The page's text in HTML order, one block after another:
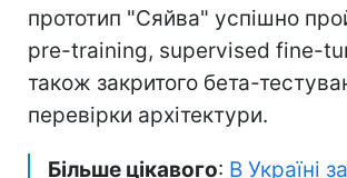
прототип "Сяйва" успішно
pre-training, supervised fine-
також закритого бета-
перевірки архітектури.
Більше цікавого: В Україні